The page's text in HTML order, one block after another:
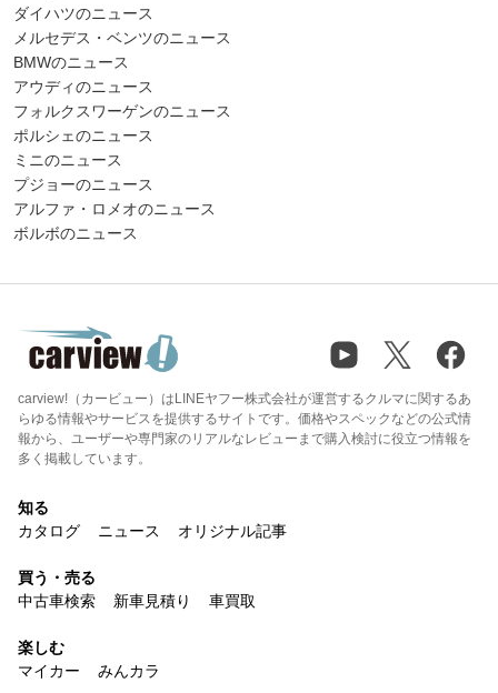
ダイハツのニュース
メルセデス・ベンツのニュース
BMWのニュース
アウディのニュース
フォルクスワーゲンのニュース
ポルシェのニュース
ミニのニュース
プジョーのニュース
アルファ・ロメオのニュース
ボルボのニュース
carview!（カービュー）はLINEヤフー株式会社が運営するクルマに関するあ
らゆる情報やサービスを提供するサイトです。価格やスペックなどの公式情
報から、ユーザーや専門家のリアルなレビューまで購入検討に役立つ情報を
多く掲載しています。
知る
カタログ
ニュース オリジナル記事
買う・売る
中古車検索
新車見積り 車買取
楽しむ
マイカー
みんカラ